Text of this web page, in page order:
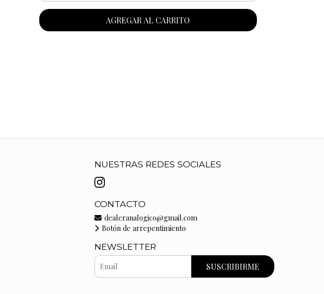
AGREGAR AL CARRITO
NUESTRAS REDES SOCIALES
CONTACTO
dealeranalogico@gmail.com
Botón de arrepentimiento
NEWSLETTER
SUSCRIBIRME